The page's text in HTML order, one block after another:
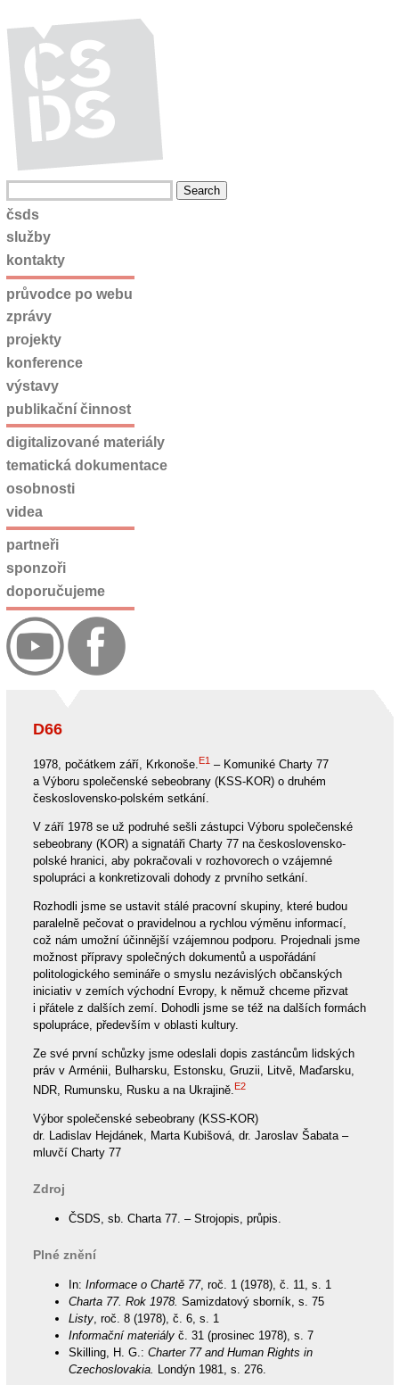
D66
1978, počátkem září, Krkonoše.E1– Komuniké Charty 77
a Výboru společenské sebeobrany (KSS-KOR) o druhém
československo-polském setkání.
V září 1978 se už podruhé sešli zástupci Výboru společenské
sebeobrany (KOR) a signatáři Charty 77 na československo-
polské hranici, aby pokračovali v rozhovorech o vzájemné
spolupráci a konkretizovali dohody z prvního setkání.
Rozhodli jsme se ustavit stálé pracovní skupiny, které budou
paralelně pečovat o pravidelnou a rychlou výměnu informací,
což nám umožní účinnější vzájemnou podporu. Projednali jsme
možnost přípravy společných dokumentů a uspořádání
politologického semináře o smyslu nezávislých občanských
iniciativ v zemích východní Evropy, k němuž chceme přizvat
i přátele z dalších zemí. Dohodli jsme se též na dalších formách
spolupráce, především v oblasti kultury.
Ze své první schůzky jsme odeslali dopis zastáncům lidských
práv v Arménii, Bulharsku, Estonsku, Gruzii, Litvě, Maďarsku,
NDR, Rumunsku, Rusku a na Ukrajině.E2
Výbor společenské sebeobrany (KSS-KOR)
dr. Ladislav Hejdánek, Marta Kubišová, dr. Jaroslav Šabata –
mluvčí Charty 77
Zdroj
ČSDS, sb. Charta 77. – Strojopis, průpis.
Plné znění
In: Informace o Chartě 77, roč. 1 (1978), č. 11, s. 1
Charta 77. Rok 1978. Samizdatový sborník, s. 75
Listy, roč. 8 (1978), č. 6, s. 1
Informační materiályč. 31 (prosinec 1978), s. 7
Skilling, H. G.: Charter 77 and Human Rights in
Czechoslovakia. Londýn 1981, s. 276.
čsds
služby
kontakty
průvodce po webu
zprávy
projekty
konference
výstavy
publikační činnost
digitalizované materiály
tematická dokumentace
osobnosti
videa
partneři
sponzoři
doporučujeme